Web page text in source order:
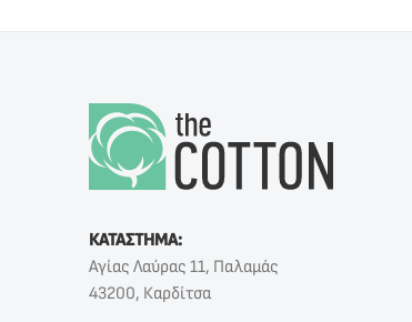
ΚΑΤΑΣΤΗΜΑ:
Αγίας Λαύρας 11, Παλαμάς
43200, Καρδίτσα